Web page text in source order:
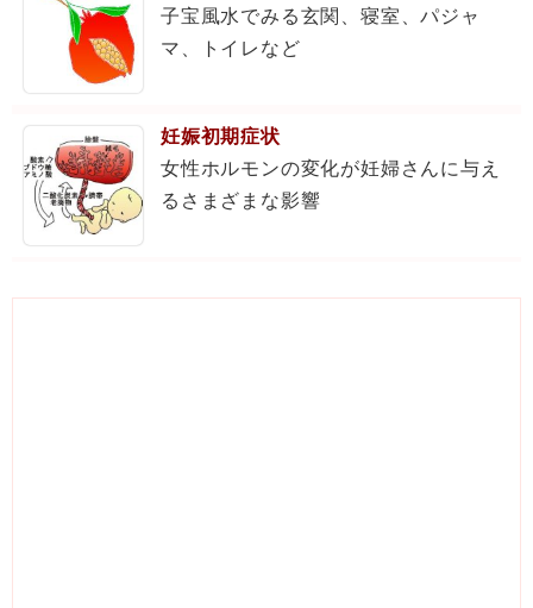
子宝風水でみる玄関、寝室、パジャ
マ、トイレなど
妊娠初期症状
女性ホルモンの変化が妊婦さんに与え
るさまざまな影響